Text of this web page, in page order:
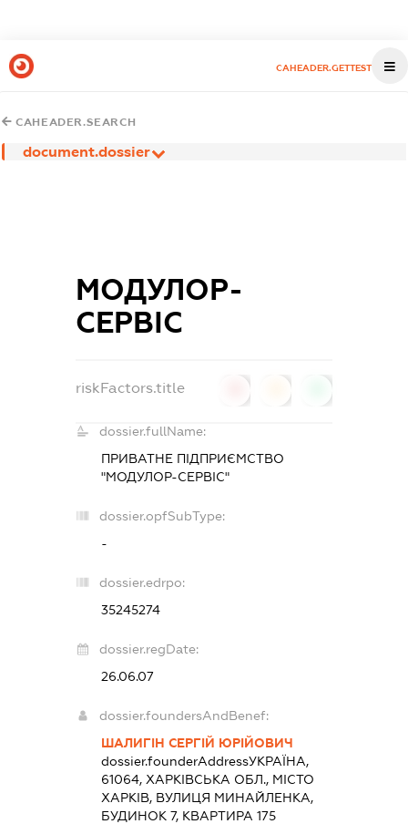
CAHEADER.GETTEST
CAHEADER.SEARCH
document.dossier
МОДУЛОР-
СЕРВІС
riskFactors.title
dossier.fullName:
ПРИВАТНЕ ПІДПРИЄМСТВО
"МОДУЛОР-СЕРВІС"
dossier.opfSubType:
-
dossier.edrpo:
35245274
dossier.regDate:
26.06.07
dossier.foundersAndBenef:
ШАЛИГІН СЕРГІЙ ЮРІЙОВИЧ
dossier.founderAddressУКРАЇНА,
61064, ХАРКІВСЬКА ОБЛ., МІСТО
ХАРКІВ, ВУЛИЦЯ МИНАЙЛЕНКА,
БУДИНОК 7, КВАРТИРА 175